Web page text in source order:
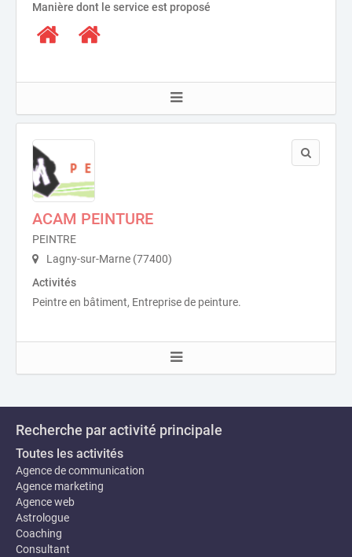
Manière dont le service est proposé
ACAM PEINTURE
PEINTRE
Lagny-sur-Marne (77400)
Activités
Peintre en bâtiment, Entreprise de peinture.
Recherche par activité principale
Toutes les activités
Agence de communication
Agence marketing
Agence web
Astrologue
Coaching
Consultant